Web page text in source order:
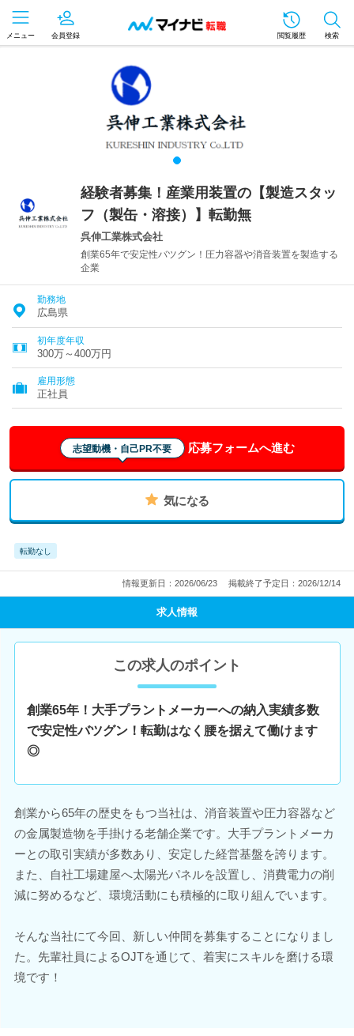
メニュー 会員登録 閲覧履歴 検索
経験者募集！産業用装置の【製造スタッ
フ（製缶・溶接）】転勤無
呉伸工業株式会社
創業65年で安定性バツグン！圧力容器や消音装置を製造する
企業
勤務地
広島県
初年度年収
300万～400万円
雇用形態
正社員
志望動機・自己PR不要 応募フォームへ進む
気になる
転勤なし
情報更新日：2026/06/23 掲載終了予定日：2026/12/14
求人情報
この求人のポイント
創業65年！大手プラントメーカーへの納入実績多数
で安定性バツグン！転勤はなく腰を据えて働けます
◎
創業から65年の歴史をもつ当社は、消音装置や圧力容器など
の金属製造物を手掛ける老舗企業です。大手プラントメーカ
ーとの取引実績が多数あり、安定した経営基盤を誇ります。
また、自社工場建屋へ太陽光パネルを設置し、消費電力の削
減に努めるなど、環境活動にも積極的に取り組んでいます。
そんな当社にて今回、新しい仲間を募集することになりまし
た。先輩社員によるOJTを通じて、着実にスキルを磨ける環
境です！